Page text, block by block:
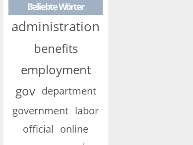
Beliebte Wörter
administration
benefits
employment
gov department
government labor
official online